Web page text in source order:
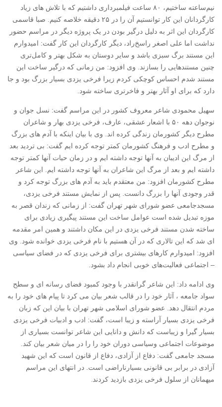
نیم‌ساعته ساختیم، ۸۰ ساعت فیلمبرداری داشتیم که با تلاش های زیاد
کارگردانان این کار توانستیم آن را در ۲۵ دقیقه خلاصه کنیم. صبا قاسمی
کارگردان این اثر به دلیل درگیر بودن در یک پروژه دیگر در مراسم حضور
نداشت اما علی اصغر راسخ‌راد، دیگر کارگردان این کار گفت: امیدوارم
این مستند برگ سبزی باشد و سایر دوستان به شکل بهتر و کامل‌تری
چنین مستندهایی را بسازند. وی افزود: من زمانی که درگیر ساخت این
مستند شدم احساس کوچکی کردم زیرا فرخی یزدی بسیار بزرگ بود و جا
دارد که برای او آثار بهتر و فاخرتری ساخته شود.
سهیل محمودی شاعر معروف کشور در این مراسم گفت: نسل جوان و
نوجوان دهه ۵۰ با اشعار عشقی، عارف، فرخی یزدی بهار و شاعران
مطرح دیگر کشورمان زندگی کرده اند. وی با بیان اینکه با آدم های بزرگ
و مطرح ادب و فرهنگ کشورمان کمتر توجه کرده ایم گفت: بی تردید بعد
از مرگ این ادیبان به آنها توجه داشته ایم و در زمان حیات آنها کمتر توجه
داشته ایم و بعد از مرگ این شاعران به آنها توجه داشته ایم. این شاعر
مطرح کشورمان افزود: من معتقدم باید به آدم های بزرگ توجه کرد و
قدر وجودی آنها را بزرگ دانست. پس از نمایش مستند فرخی یزدی،
مسجدجامعی عضو شورای شهر تهران گفت: از زمانی که زندان قصر به
موزه تبدیل شده است عوامل ساخت این مستند پیگیری زیادی برای
ساخته شدن مستند فرخی یزدی در این مکان داشتند و همین امر مقدمه
ای شد که این تالاری که در آن هستیم با نام فرخی یزدی خوانده شود. وی
افزود: امیدوارم کارهای بیشتری برای فرخی یزدی که در فضای سیاسی
– اجتماعی فعالیت‌های خوبی انجام داد بشود.
وی ادامه داد: این شاعر گرانقدر با وجود کمبود فضای رسانه ای و سطح
سواد جامعه ، آثار خود را در قالب شعر بیان می کرد تا پیام های خود را به
مردم انتقال دهد. عضو شورای اسلامی شهر تهران با بیان این که زبان
فرخی یزدی بسیار آراسته و زیبا است، گفت: ادب و ادبیات فرخی یزدی
بسیار گیرا و زیباست که دانش و دانایی این شاعر توانست بسیاری از
موضوعات اجتماعی وسیاسی دوران خود را را در میان شعر بیان کند.
مسجد جامعی گفت: دفاع از آزادی، دفاع از قانون است که این شهید
آزادی در برابر بی قانونی بسیارناراضی است. در انتهای این مراسم
میهمانان از سلول فرخی یزدی بازدید کردند.